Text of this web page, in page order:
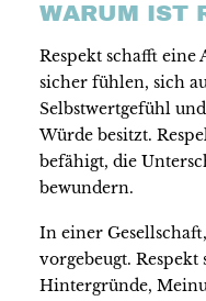
WARUM IST
Respekt schafft eine
sicher fühlen, sich
Selbstwertgefühl
Würde besitzt.
befähigt, die
bewundern.
In einer
vorgebeugt.
Hintergründe,